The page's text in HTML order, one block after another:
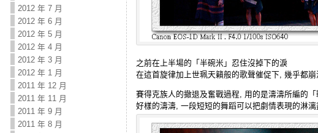
2012 年 7 月
2012 年 6 月
2012 年 5 月
2012 年 4 月
2012 年 3 月
2012 年 1 月
2011 年 12 月
2011 年 11 月
2011 年 9 月
2011 年 8 月
之前在上半場的「半碗米」忍住沒掉下的淚
在這首旋律加上世珮天籟般的歌聲催促下, 幾乎都崩
賽得克族人的撤退及奮戰過程, 用的是濤濤所編的「
好樣的濤濤, 一段短短的舞蹈可以把劇情表現的淋